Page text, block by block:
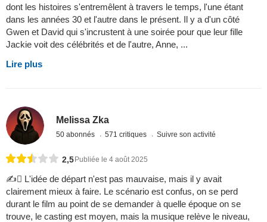
dont les histoires s'entremêlent à travers le temps, l'une étant
dans les années 30 et l'autre dans le présent. Il y a d'un côté
Gwen et David qui s'incrustent à une soirée pour que leur fille
Jackie voit des célébrités et de l'autre, Anne, ...
Lire plus
Melissa Zka
50 abonnés 571 critiques Suivre son activité
2,5 Publiée le 4 août 2025
✍️ L'idée de départ n'est pas mauvaise, mais il y avait
clairement mieux à faire. Le scénario est confus, on se perd
durant le film au point de se demander à quelle époque on se
trouve, le casting est moyen, mais la musique relève le niveau,